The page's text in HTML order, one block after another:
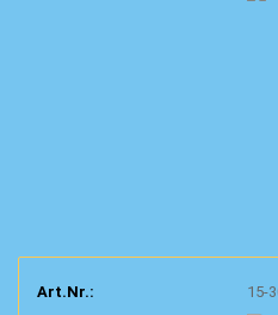
Art.Nr.:
15-